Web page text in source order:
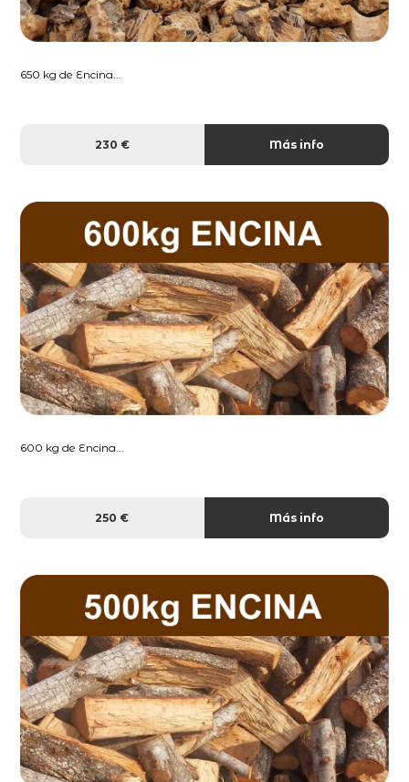
650 kg de Encina...
230 € Más info
600 kg de Encina...
250 € Más info